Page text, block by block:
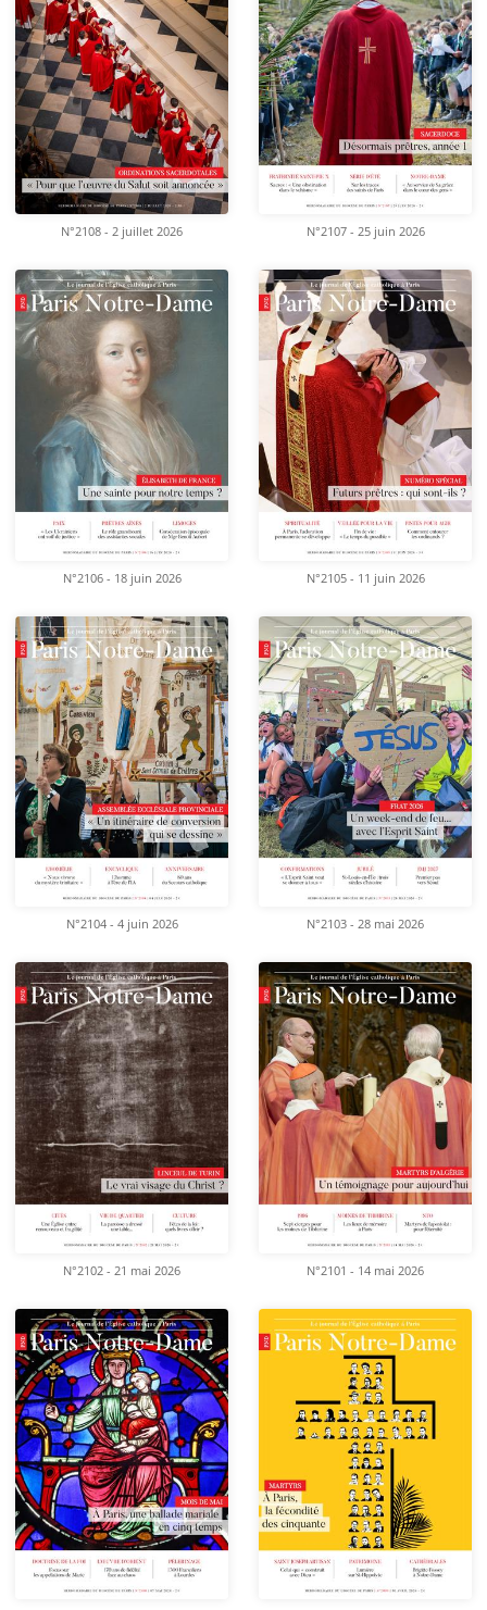
N°2108 - 2 juillet 2026 N°2107 - 25 juin 2026
N°2106 - 18 juin 2026 N°2105 - 11 juin 2026
N°2104 - 4 juin 2026 N°2103 - 28 mai 2026
N°2102 - 21 mai 2026 N°2101 - 14 mai 2026